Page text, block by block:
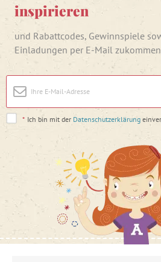
inspirieren
und Rabattcodes, Gewinnspiele
Einladungen per E-Mail
* Ich bin mit der Datenschutzerklärung